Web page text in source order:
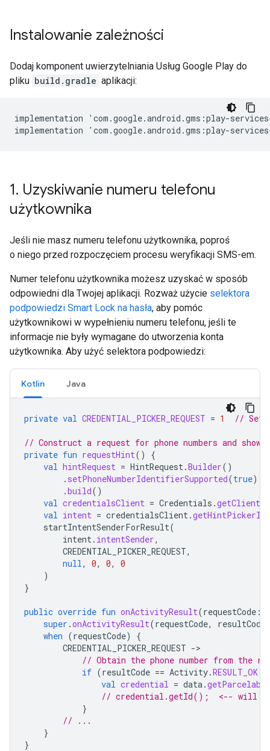
Instalowanie zależności
Dodaj komponent uwierzytelniania Usług Google Play do
pliku build.gradle aplikacji:
implementation ' com .google.android .gms :play-services
implementation
' com .google.android .gms :play-services
1. Uzyskiwanie numeru telefonu
użytkownika
Jeśli nie masz numeru telefonu użytkownika, poproś
o niego przed rozpoczęciem procesu weryfikacji SMS-em.
Numer telefonu użytkownika możesz uzyskać w sposób
odpowiedni dla Twojej aplikacji. Rozważ użycie selektora
podpowiedzi Smart Lock na hasła, aby pomóc
użytkownikowi w wypełnieniu numeru telefonu, jeśli te
informacje nie były wymagane do utworzenia konta
użytkownika. Aby użyć selektora podpowiedzi:
Kotlin Java
private val CREDENTIAL_PICKER_REQUEST = 1 // Set
// Construct a request for phone numbers and show
private fun requestHint()
{
val hintRequest = HintRequest.Builder()
. setPhoneNumberIdentifierSupported(true)
.build()
val credentialsClient = Credentials .getClient
val intent = credentialsClient.
startIntentSenderForResult(
intent. intentSender,
CREDENTIAL_PICKER_REQUEST,
null, 0, 0,
0
)
}
public override fun onActivityResult(requestCode :
super .onActivityResult(requestCode, resultCode
when (requestCode)
{
CREDENTIAL_PICKER_REQUEST -
// Obtain the phone number from the
if (resultCode == Activity.RESULT_OK
val credential = data.
// credential.getId();  <-- will
}
// ...
}
}